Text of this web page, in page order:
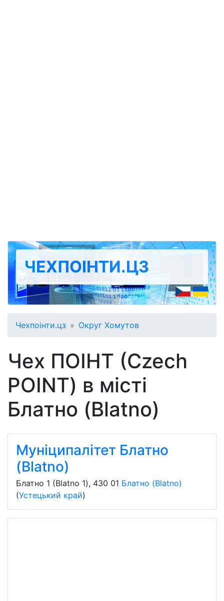
ЧЕХПОІНТИ.ЦЗ
Чехпоінти.цз Округ Хомутов
Чех ПОІНТ (Czech
POINT) в місті
Блатно (Blatno)
Муніципалітет Блатно
(Blatno)
Блатно 1 (Blatno 1), 430 01 Блатно (Blatno)
(Устецький край)